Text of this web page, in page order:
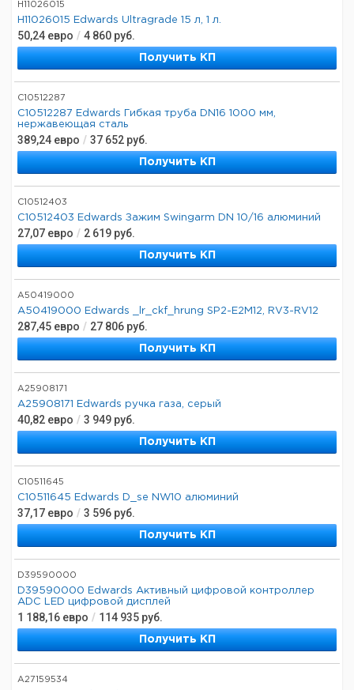
H11026015
H11026015 Edwards Ultragrade 15 л, 1 л.
50,24 евро / 4 860 руб.
Получить КП
C10512287
C10512287 Edwards Гибкая труба DN16 1000 мм,
нержавеющая сталь
389,24 евро / 37 652 руб.
Получить КП
C10512403
C10512403 Edwards Зажим Swingarm DN 10/16 алюминий
27,07 евро / 2 619 руб.
Получить КП
A50419000
A50419000 Edwards _lr_ckf_hrung SP2-E2M12, RV3-RV12
287,45 евро / 27 806 руб.
Получить КП
A25908171
A25908171 Edwards ручка газа, серый
40,82 евро / 3 949 руб.
Получить КП
C10511645
C10511645 Edwards D_se NW10 алюминий
37,17 евро / 3 596 руб.
Получить КП
D39590000
D39590000 Edwards Активный цифровой контроллер
ADC LED цифровой дисплей
1 188,16 евро / 114 935 руб.
Получить КП
A27159534